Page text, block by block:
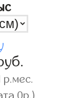
р.мес.
0р.)